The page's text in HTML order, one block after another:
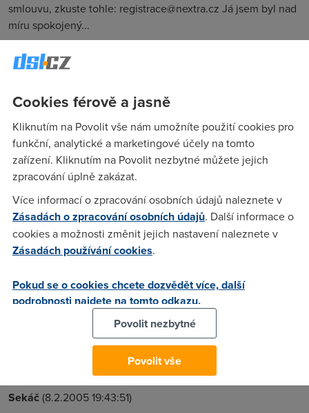
smlouvu, zkuste tohle: registrace@nextra.cz Já jsem byl nad
míru spokojený...
a co to je?
čekatel(8.2.2005 09:27:23)
K nextře zatím toto: Anžto perspektivně chci domů něco
lepčího nežli dial-up, polehoučku se rozhlížím kterak se
připojit. A Nextra - u které vypadá velmi slibně reálná
rychlost - před vánocema psala na svých ověřovacích
stránkách, že zatím služba není k dispozici a ať to zkusím po
17.1.2005. 18.1.2005 mi tentýž formulář napsal, že bohužel
zkusím 15.2., kdy plánují zprovoznění služby na mém tlf.
čísle. No a dnes (8.2.) na tomtéž místě píší něco o dubnu
(tohoto roku). S takovou u nás bude dříve ten šílený karneval
- zatím slibujou 9/05. Tolik o konkurenčním prostředí na
opravdu velkém ostravském sídlišti.
Sekáč(8.2.2005 19:43:51)
Cookies férově a jasně
Kliknutím na Povolit vše nám umožníte použití cookies pro
funkční, analytické a marketingové účely na tomto
zařízení. Kliknutím na Povolit nezbytné můžete jejich
zpracování úplně zakázat.
Více informací o zpracování osobních údajů naleznete v
Zásadách o zpracování osobních údajů. Další informace o
cookies a možnosti změnit jejich nastavení naleznete v
Zásadách používání cookies.
Pokud se o cookies chcete dozvědět více, další
podrobnosti najdete na tomto odkazu.
Povolit nezbytné
Povolit vše